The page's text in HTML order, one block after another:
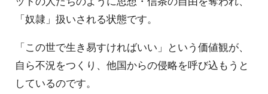
「奴隷」扱いされる状態です。
「この世で生き易すければいい」という価値観が、
自ら不況をつくり、他国からの侵略を呼び込もうと
しているのです。